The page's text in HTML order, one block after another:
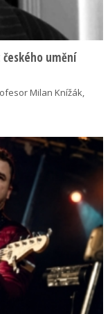
umění
Milan Knížák,